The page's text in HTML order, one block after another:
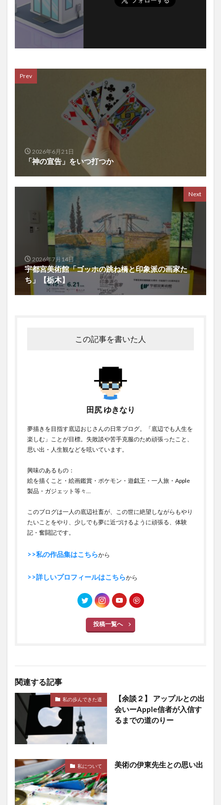
Prev
2026年6月21日
「神の宣告」をいつ打つか
Next
2026年7月14日
宇都宮美術館「ゴッホの跳ね橋と印象派の画家た
ち」【栃木】
この記事を書いた人
田尻 ゆきなり
夢描きを目指す底辺おじさんの日常ブログ。「底辺でも人生を
楽しむ」ことが目標。失敗談や苦手克服のため頑張ったこと、
思い出・人生観などを呟いています。
興味のあるもの：
絵を描くこと・絵画鑑賞・ポケモン・遊戯王・一人旅・Apple
製品・ガジェット等々…
このブログは一人の底辺社畜が、この世に絶望しながらもやり
たいことをやり、少しでも夢に近づけるように頑張る、体験
記・奮闘記です。
>>私の作品集はこちらから
>>詳しいプロフィールはこちらから
投稿一覧へ
関連する記事
私の歩んできた道
【余談２】 アップルとの出
会いーApple信者が入信す
るまでの道のりー
私について 美術の伊東先生との思い出